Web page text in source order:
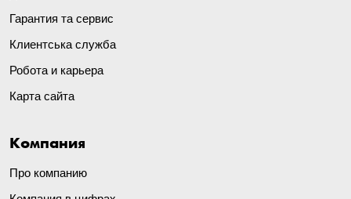
Гарантия та сервис
Клиентська служба
Робота и карьера
Карта сайта
Компания
Про компанию